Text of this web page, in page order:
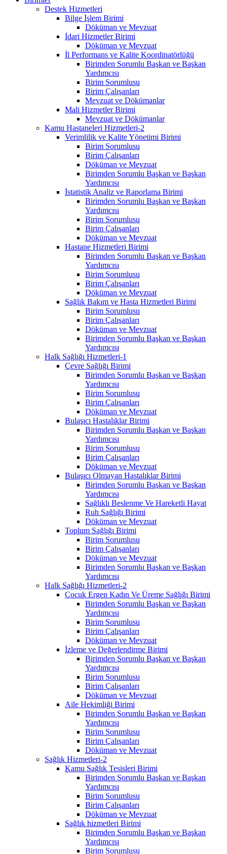
Destek Hizmetleri
Bilge İşlem Birimi
Döküman ve Mevzuat
İdari Hizmetler Birimi
Döküman ve Mevzuat
İl Performans ve Kalite Koordinatörlüğü
Birimden Sorumlu Başkan ve Başkan
Yardımcısı
Birim Sorumlusu
Birim Çalışanları
Mevzuat ve Dökümanlar
Mali Hizmetler Birimi
Mevzuat ve Dökümanlar
Kamu Hastaneleri Hizmetleri-2
Verimlilik ve Kalite Yönetimi Birimi
Birim Sorumlusu
Birim Çalışanları
Döküman ve Mevzuat
Birimden Sorumlu Başkan ve Başkan
Yardımcısı
İstatistik Analiz ve Raporlama Birimi
Birimden Sorumlu Başkan ve Başkan
Yardımcısı
Birim Sorumlusu
Birim Çalışanları
Döküman ve Mevzuat
Hastane Hizmetleri Birimi
Birimden Sorumlu Başkan ve Başkan
Yardımcısı
Birim Sorumlusu
Birim Çalışanları
Döküman ve Mevzuat
Sağlık Bakım ve Hasta Hizmetleri Birimi
Birim Sorumlusu
Birim Çalışanları
Döküman ve Mevzuat
Birimden Sorumlu Başkan ve Başkan
Yardımcısı
Halk Sağlığı Hizmetleri-1
Çevre Sağlığı Birimi
Birimden Sorumlu Başkan ve Başkan
Yardımcısı
Birim Sorumlusu
Birim Çalışanları
Döküman ve Mevzuat
Bulaşıcı Hastalıklar Birimi
Birimden Sorumlu Başkan ve Başkan
Yardımcısı
Birim Sorumlusu
Birim Çalışanları
Döküman ve Mevzuat
Bulaşıcı Olmayan Hastalıklar Birimi
Birimden Sorumlu Başkan ve Başkan
Yardımcısı
Sağlıklı Beslenme Ve Hareketli Hayat
Ruh Sağlığı Birimi
Döküman ve Mevzuat
Toplum Sağlığı Birimi
Birim Sorumlusu
Birim Çalışanları
Döküman ve Mevzuat
Birimden Sorumlu Başkan ve Başkan
Yardımcısı
Halk Sağlığı Hizmetleri-2
Çocuk Ergen Kadın Ve Üreme Sağlığı Birimi
Birimden Sorumlu Başkan ve Başkan
Yardımcısı
Birim Sorumlusu
Birim Çalışanları
Döküman ve Mevzuat
İzleme ve Değerlendirme Birimi
Birimden Sorumlu Başkan ve Başkan
Yardımcısı
Birim Sorumlusu
Birim Çalışanları
Döküman ve Mevzuat
Aile Hekimliği Birimi
Birimden Sorumlu Başkan ve Başkan
Yardımcısı
Birim Sorumlusu
Birim Çalışanları
Döküman ve Mevzuat
Sağlık Hizmetleri-2
Kamu Sağlık Tesisleri Birimi
Birimden Sorumlu Başkan ve Başkan
Yardımcısı
Birim Sorumlusu
Birim Çalışanları
Döküman ve Mevzuat
Sağlık hizmetleri Birimi
Birimden Sorumlu Başkan ve Başkan
Yardımcısı
Birim Sorumlusu